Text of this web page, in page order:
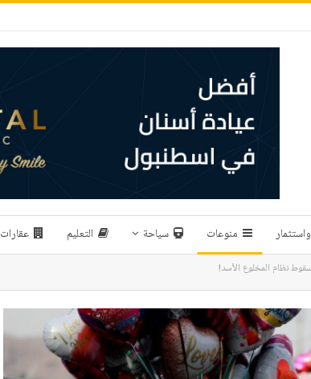
منوعات سياحة التعليم عقارات
نظام المخلوع الأسد!